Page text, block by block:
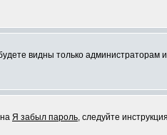
видны только администраторам
Я забыл пароль, следуйте